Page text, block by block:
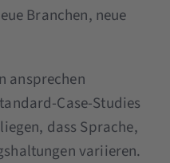
Branchen, neue
ansprechen
Case-Studies
dass Sprache,
variieren.